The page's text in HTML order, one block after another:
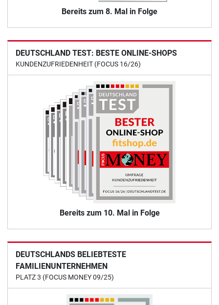
Bereits zum 8. Mal in Folge
DEUTSCHLAND TEST: BESTE ONLINE-SHOPS
KUNDENZUFRIEDENHEIT (FOCUS 16/26)
Bereits zum 10. Mal in Folge
DEUTSCHLANDS BELIEBTESTE
FAMILIENUNTERNEHMEN
PLATZ 3 (FOCUS MONEY 09/25)